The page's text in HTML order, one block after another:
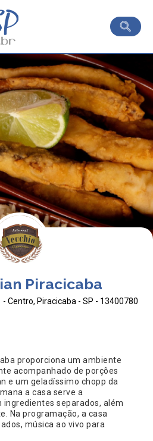
Piracicaba
Centro, Piracicaba - SP - 13400780
proporciona um ambiente
acompanhado de porções
e um geladíssimo chopp da
a casa serve a
separados, além
Na programação, a casa
música ao vivo para